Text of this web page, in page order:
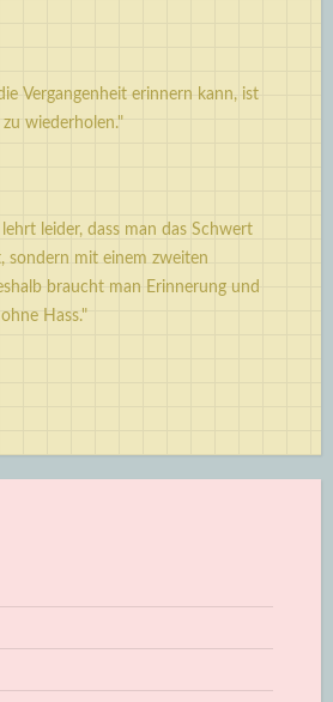
Vergangenheit erinnern kann, ist
wiederholen."
leider, dass man das Schwert
sondern mit einem zweiten
braucht man Erinnerung und
Hass."